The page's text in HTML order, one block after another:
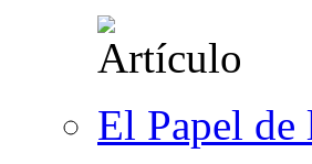
El Papel de